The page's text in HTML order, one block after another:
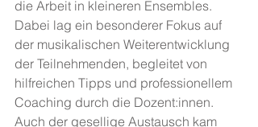
die Arbeit in kleineren Ensembles.
Dabei lag ein besonderer Fokus auf
der musikalischen Weiterentwicklung
der Teilnehmenden, begleitet von
hilfreichen Tipps und professionellem
Coaching durch die Dozent:innen.
Auch der gesellige Austausch kam